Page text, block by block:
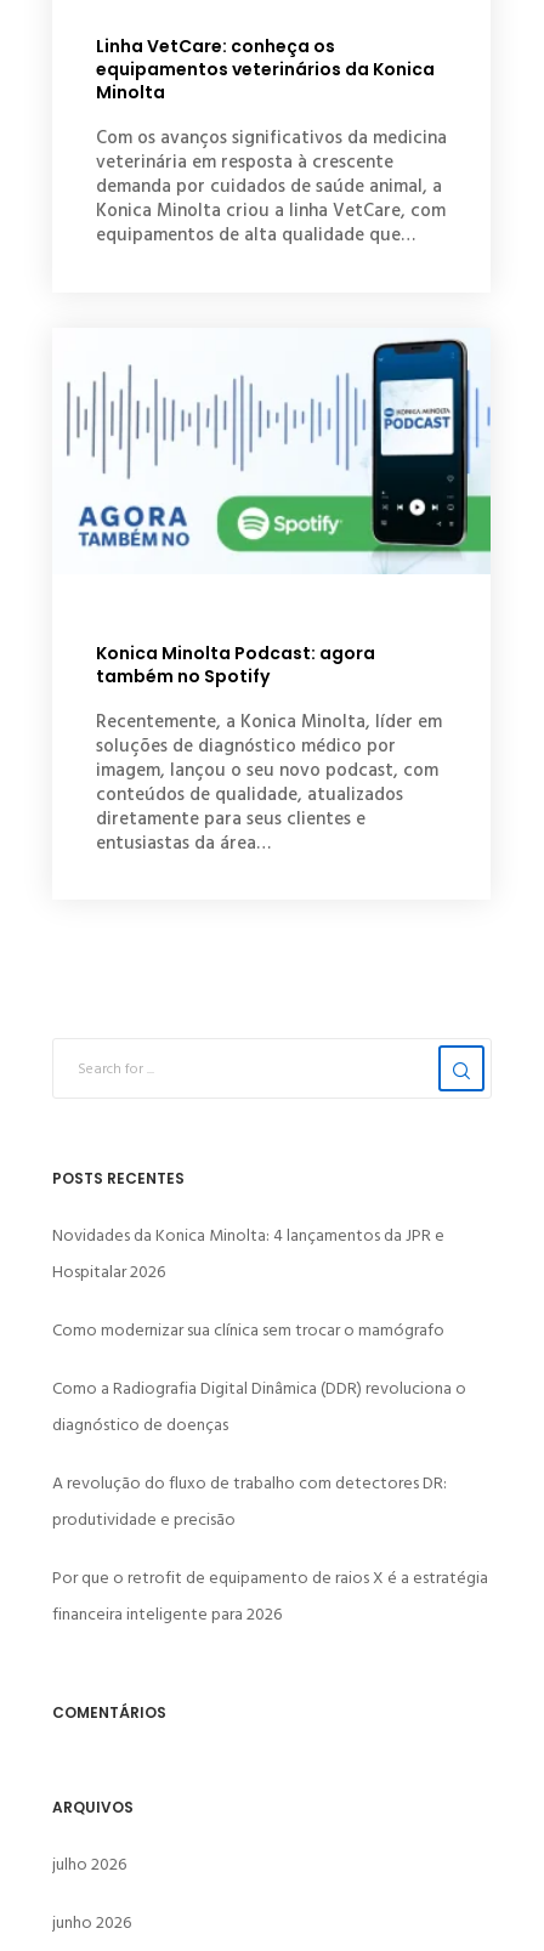
Linha VetCare: conheça os
equipamentos veterinários da Konica
Minolta
Com os avanços significativos da medicina
veterinária em resposta à crescente
demanda por cuidados de saúde animal, a
Konica Minolta criou a linha VetCare, com
equipamentos de alta qualidade que…
Konica Minolta Podcast: agora
também no Spotify
Recentemente, a Konica Minolta, líder em
soluções de diagnóstico médico por
imagem, lançou o seu novo podcast, com
conteúdos de qualidade, atualizados
diretamente para seus clientes e
entusiastas da área…
POSTS RECENTES
Novidades da Konica Minolta: 4 lançamentos da JPR e
Hospitalar 2026
Como modernizar sua clínica sem trocar o mamógrafo
Como a Radiografia Digital Dinâmica (DDR) revoluciona o
diagnóstico de doenças
A revolução do fluxo de trabalho com detectores DR:
produtividade e precisão
Por que o retrofit de equipamento de raios X é a estratégia
financeira inteligente para 2026
COMENTÁRIOS
ARQUIVOS
julho 2026
junho 2026